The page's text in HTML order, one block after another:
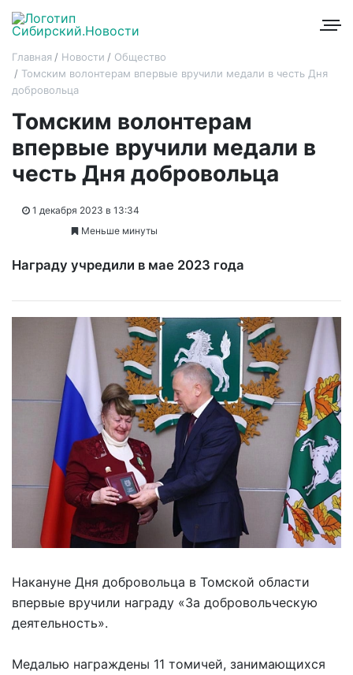
Главная Новости
Общество
Томским волонтерам впервые вручили медали в честь Дня
добровольца
Томским волонтерам
впервые вручили медали в
честь Дня добровольца
1 декабря 2023 в 13:34
Меньше минуты
Награду учредили в мае 2023 года
Накануне Дня добровольца в Томской области
впервые вручили награду «За добровольческую
деятельность».
Медалью награждены 11 томичей, занимающихся